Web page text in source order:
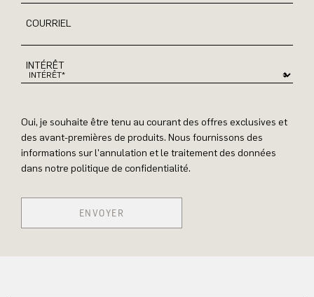
COURRIEL
INTÉRÊT
Oui, je souhaite être tenu au courant des offres exclusives et
des avant-premières de produits. Nous fournissons des
informations sur l'annulation et le traitement des données
dans notre politique de confidentialité.
ENVOYER